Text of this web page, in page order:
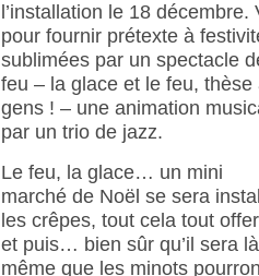
l’installation le 18 décembre.
pour fournir prétexte à
sublimées par un spectacle
feu – la glace et le feu,
gens ! – une animation
par un trio de jazz.
Le feu, la glace… un mini
marché de Noël se sera
les crêpes, tout cela tout
et puis… bien sûr qu’il sera
même que les minots